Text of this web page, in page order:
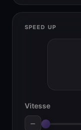
SPEED UP
Vitesse
−